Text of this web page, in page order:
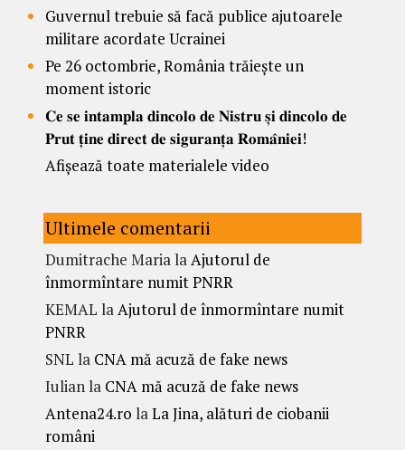
Guvernul trebuie să facă publice ajutoarele
militare acordate Ucrainei
Pe 26 octombrie, România trăiește un
moment istoric
𝐂𝐞 𝐬𝐞 𝐢𝐧𝐭𝐚𝐦𝐩𝐥𝐚 𝐝𝐢𝐧𝐜𝐨𝐥𝐨 𝐝𝐞 𝐍𝐢𝐬𝐭𝐫𝐮 𝐬̦𝐢 𝐝𝐢𝐧𝐜𝐨𝐥𝐨 𝐝𝐞
𝐏𝐫𝐮𝐭 𝐭̦𝐢𝐧𝐞 𝐝𝐢𝐫𝐞𝐜𝐭 𝐝𝐞 𝐬𝐢𝐠𝐮𝐫𝐚𝐧𝐭̦𝐚 𝐑𝐨𝐦𝐚̂𝐧𝐢𝐞𝐢!
Afișează toate materialele video
Ultimele comentarii
Dumitrache MarialaAjutorul de
înmormîntare numit PNRR
KEMAL laAjutorul de înmormîntare numit
PNRR
SNL la CNA mă acuză de fake news
Iulianla CNA mă acuză de fake news
Antena24.ro laLa Jina, alături de ciobanii
români